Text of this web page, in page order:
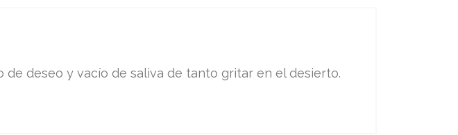
de deseo y vacío de saliva de tanto gritar en el desierto.